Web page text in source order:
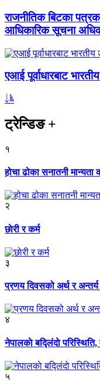
राजनीतिक बिटका
आधिकारिक सूचना
एआई पूर्वाधारबाट
ट्रेन्डिङ+
१
होचा ढोका सनातनी मान्यता
२
छाेरी र कर्म
३
प्रणय दिवसको अर्थ र
४
नेपालकाे बद्लिंदाे
५